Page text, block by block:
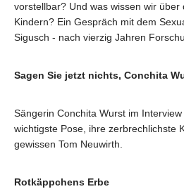
vorstellbar? Und was wissen wir über
Kindern? Ein Gespräch mit dem
Sigusch - nach vierzig Jahren
Sagen Sie jetzt nichts, Conchita
Sängerin Conchita Wurst im
wichtigste Pose, ihre zerbrechlichste
gewissen Tom Neuwirth.
Rotkäppchens Erbe